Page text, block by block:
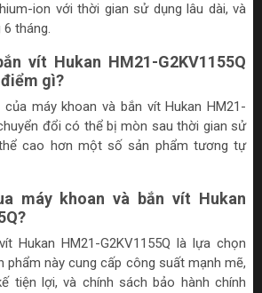
ion với thời gian sử dụng lâu dài, và
tháng.
vít Hukan HM21-G2KV1155Q
gì?
máy khoan và bắn vít Hukan HM21-
đổi có thể bị mòn sau thời gian sử
cao hơn một số sản phẩm tương tự
máy khoan và bắn vít Hukan
Hukan HM21-G2KV1155Q là lựa chọn
phẩm này cung cấp công suất mạnh mẽ,
tiện lợi, và chính sách bảo hành chính